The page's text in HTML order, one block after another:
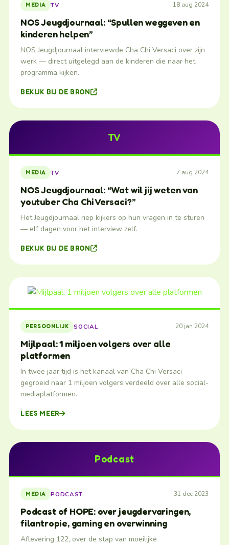
MEDIA TV 18 aug 2024
NOS Jeugdjournaal: “Spullen weggeven en
kinderen helpen”
NOS Jeugdjournaal interviewde Cha Chi Versaci over zijn
werk — direct uitgelegd aan de kinderen die naar het
programma kijken.
BEKIJK BIJ DE BRON
TV
MEDIA TV 7 aug 2024
NOS Jeugdjournaal: “Wat wil jij weten van
youtuber Cha Chi Versaci?”
Het Jeugdjournaal riep kijkers op hun vragen in te sturen
— elf dagen voor het interview zelf.
BEKIJK BIJ DE BRON
PERSOONLIJK SOCIAL 20 jan 2024
Mijlpaal: 1 miljoen volgers over alle
platformen
In twee jaar tijd is het kanaal van Cha Chi Versaci
gegroeid naar 1 miljoen volgers verdeeld over alle social-
mediaplatformen.
LEES MEER
Podcast
MEDIA PODCAST 31 dec 2023
Podcast of HOPE: over jeugdervaringen,
filantropie, gaming en overwinning
Aflevering 122, over de stap van moeilijke